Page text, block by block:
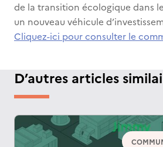
de la transition écologique dans
un nouveau véhicule
Cliquez-ici pour consulter le
D’autres articles